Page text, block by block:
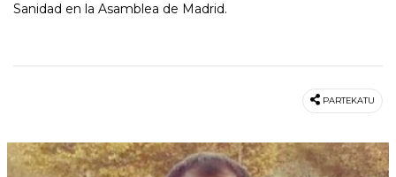
Sanidad en la Asamblea de Madrid.
PARTEKATU